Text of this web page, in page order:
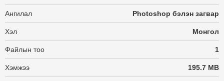
Ангилал Photoshop бэлэн загвар
Хэл Монгол
Файлын тоо 1
Хэмжээ 195.7 MB